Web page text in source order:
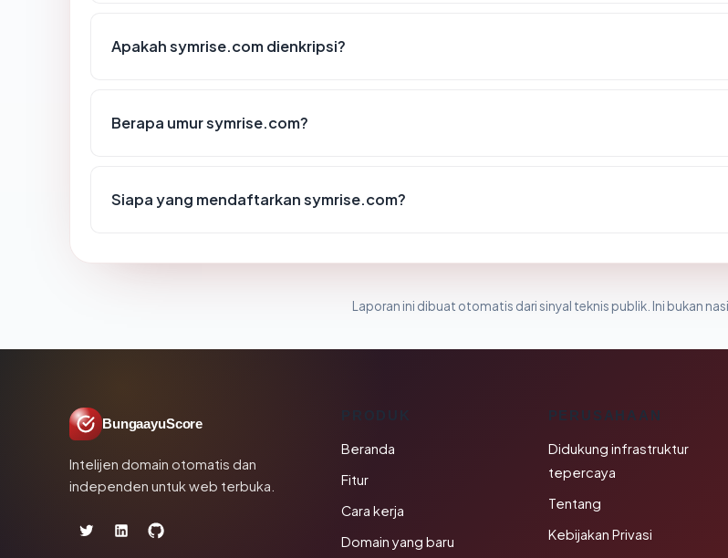
Apakah symrise.com dienkripsi?
Berapa umur symrise.com?
Siapa yang mendaftarkan symrise.com?
Laporan ini dibuat otomatis dari sinyal teknis publik. Ini bukan
BungaayuScore
Intelijen domain otomatis dan
independen untuk web terbuka.
Beranda
Fitur
Cara kerja
Domain yang baru
PERUSAHAAN
Didukung infrastruktur
tepercaya
Tentang
Kebijakan Privasi